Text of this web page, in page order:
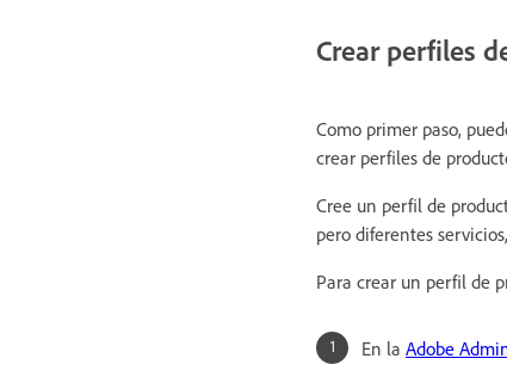
Crear perfiles
Como primer paso,
crear perfiles de
Cree un perfil de
pero diferentes
Para crear un perfil de
En la Adobe